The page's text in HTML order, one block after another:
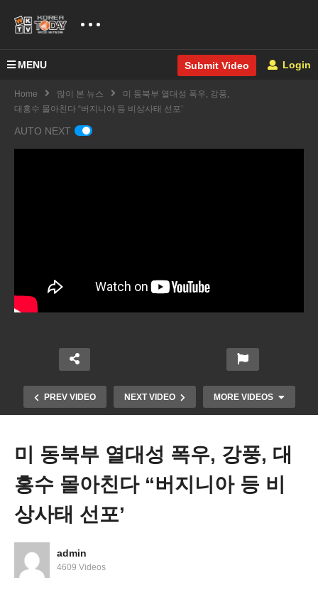
MENU Submit Video Login
Home 많이 본 뉴스
미 동북부 열대성 폭우, 강풍,
대홍수 몰아친다 “버지니아 등 비상사태 선포’
AUTO NEXT
PREV VIDEO NEXT VIDEO MORE VIDEOS
월즈 집도, 주식도 없어 vs 밴스 천만장자 ‘같은 흙수
저 출신 현재 재산은 천지차’
미 동북부 열대성 폭우, 강풍, 대
홍수 몰아친다 “버지니아 등 비
상사태 선포’
admin
4609 Videos